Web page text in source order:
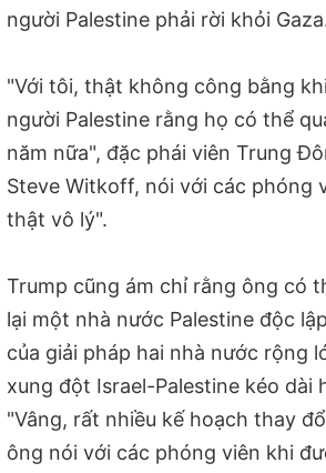
người Palestine phải rời khỏi
"Với tôi, thật không công bằng
người Palestine rằng họ có thể
năm nữa", đặc phái viên Trung
Steve Witkoff, nói với các phóng
thật vô lý".
Trump cũng ám chỉ rằng ông có
lại một nhà nước Palestine độc
của giải pháp hai nhà nước rộng
xung đột Israel-Palestine kéo dài
"Vâng, rất nhiều kế hoạch thay
ông nói với các phóng viên khi